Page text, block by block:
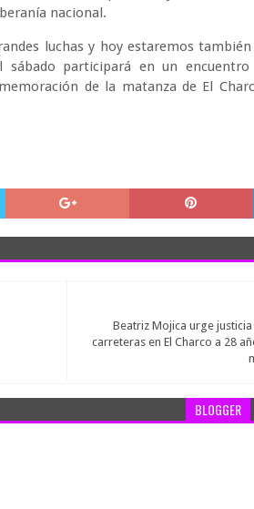
nacional.
luchas y hoy estaremos
sábado participará en un
de la matanza de El
Beatriz Mojica urge
carreteras en El Charco a 28
BLOGGER